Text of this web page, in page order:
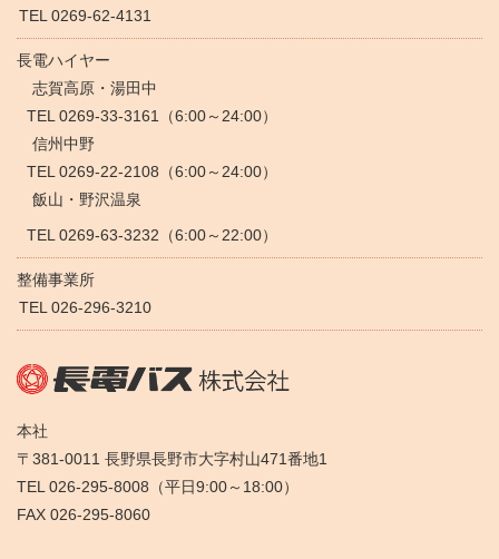
TEL 0269-62-4131
長電ハイヤー
志賀高原・湯田中
TEL 0269-33-3161（6:00～24:00）
信州中野
TEL 0269-22-2108（6:00～24:00）
飯山・野沢温泉
TEL 0269-63-3232（6:00～22:00）
整備事業所
TEL 026-296-3210
本社
〒381-0011 長野県長野市大字村山471番地1
TEL 026-295-8008（平日9:00～18:00）
FAX 026-295-8060